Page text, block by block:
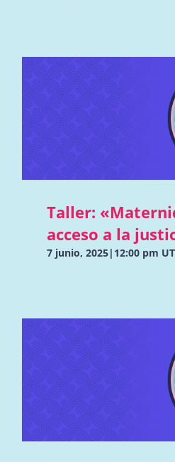
Taller:
acceso a la
7 junio, 2025|12:00 pm